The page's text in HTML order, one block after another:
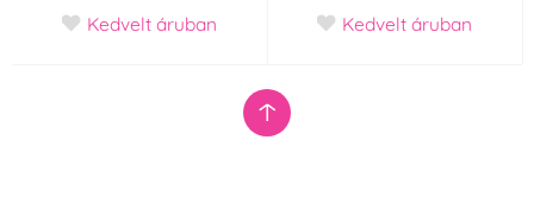
Kedvelt áruban Kedvelt áruban